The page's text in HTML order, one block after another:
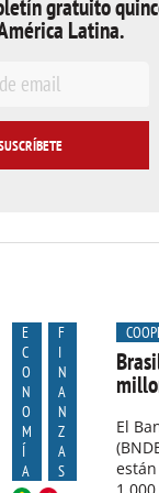
gratuito
Latina.
E
C
O
N
O
M
Í
A
F
I
N
A
N
Z
A
S
El